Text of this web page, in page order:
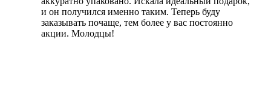
и он получился именно таким. Теперь буду
заказывать почаще, тем более у вас постоянно
акции. Молодцы!